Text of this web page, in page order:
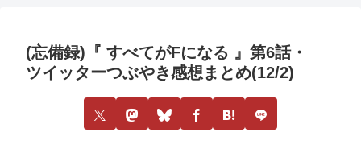
(忘備録)『 すべてがFになる 』第6話・
ツイッターつぶやき感想まとめ(12/2)